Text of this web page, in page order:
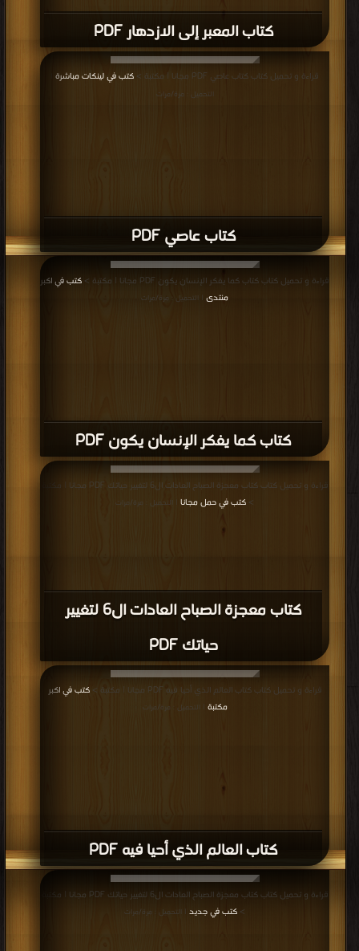
كتاب المعبر إلى الازدهار PDF
كتاب عاصي PDF
قراءة و تحميل كتاب كتاب عاصي PDF مجانا | مكتبة > كتب في لينكات مباشرة
التحميل : مرة/مرات
كتاب كما يفكر الإنسان يكون PDF
قراءة و تحميل كتاب كتاب كما يفكر الإنسان يكون PDF مجانا | مكتبة >
كتب في اكبر
منتدى
| التحميل : مرة/مرات
كتاب معجزة الصباح العادات ال6 لتغيير
حياتك PDF
قراءة و تحميل كتاب كتاب معجزة الصباح العادات ال6 لتغيير حياتك PDF مجانا | مكتبة
> كتب في حمل مجانا | التحميل : مرة/مرات
كتاب العالم الذي أحيا فيه PDF
قراءة و تحميل كتاب كتاب العالم الذي أحيا فيه PDF مجانا | مكتبة >
كتب في اكبر
مكتبة
| التحميل : مرة/مرات
قراءة و تحميل كتاب كتاب معجزة الصباح العادات ال6 لتغيير حياتك PDF مجانا | مكتبة
> كتب في جديد | التحميل : مرة/مرات